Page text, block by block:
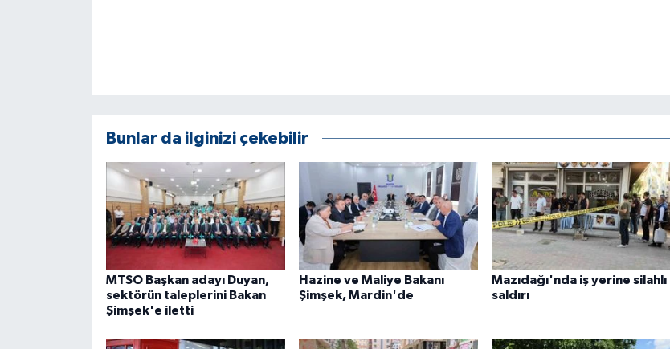
Bunlar da ilginizi çekebilir
MTSO Başkan adayı Duyan,
sektörün taleplerini Bakan
Şimşek'e iletti
Hazine ve Maliye Bakanı
Şimşek, Mardin'de
Mazıdağı'nda iş yerine silahlı
saldırı
Yerel Haberler